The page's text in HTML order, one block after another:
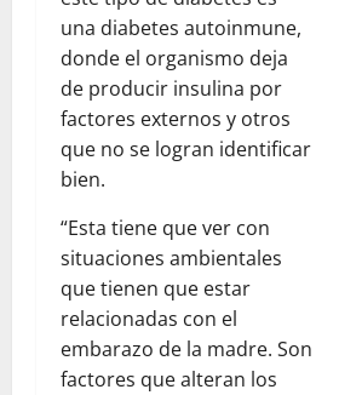
una diabetes autoinmune,
donde el organismo deja
de producir insulina por
factores externos y otros
que no se logran identificar
bien.
“Esta tiene que ver con
situaciones ambientales
que tienen que estar
relacionadas con el
embarazo de la madre. Son
factores que alteran los